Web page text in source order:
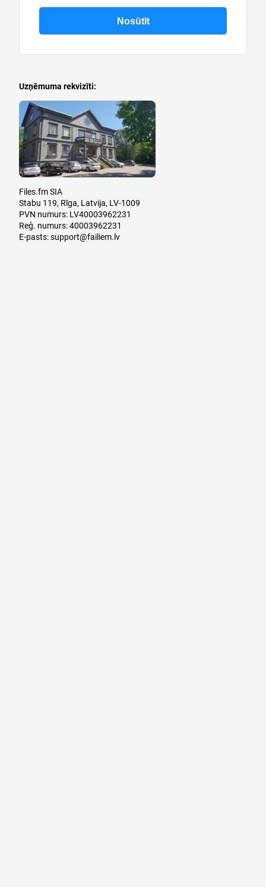
Uzņēmuma rekvizīti:
Files.fm SIA
Stabu 119, Rīga, Latvija, LV-1009
PVN numurs: LV40003962231
Reģ. numurs: 40003962231
E-pasts:support@failiem.lv